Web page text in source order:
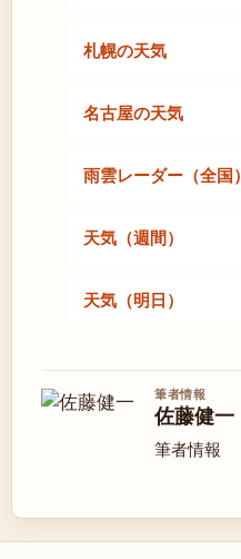
札幌の天気
名古屋の天気
雨雲レーダー（全国）
天気（週間）
天気（明日）
筆者情報
佐藤健一
筆者情報